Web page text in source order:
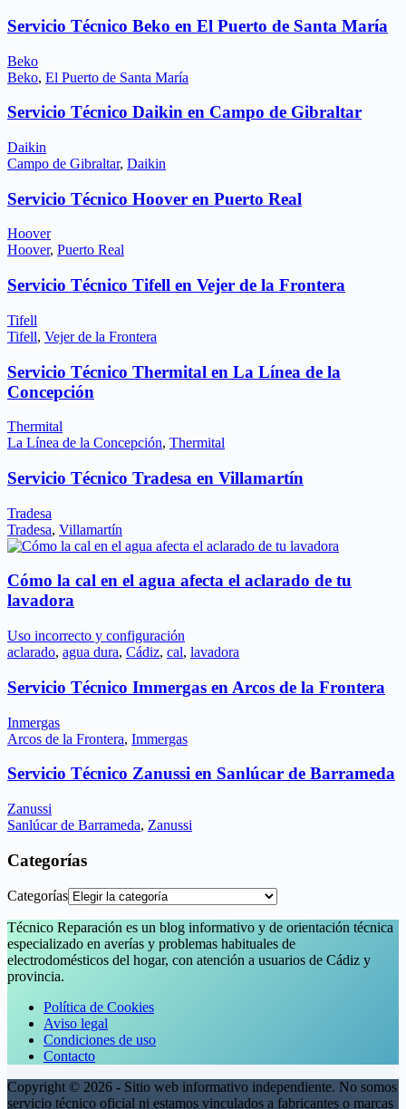
Servicio Técnico Beko en El Puerto de Santa María
Beko
Beko, El Puerto de Santa María
Servicio Técnico Daikin en Campo de Gibraltar
Daikin
Campo de Gibraltar, Daikin
Servicio Técnico Hoover en Puerto Real
Hoover
Hoover, Puerto Real
Servicio Técnico Tifell en Vejer de la Frontera
Tifell
Tifell, Vejer de la Frontera
Servicio Técnico Thermital en La Línea de la
Concepción
Thermital
La Línea de la Concepción, Thermital
Servicio Técnico Tradesa en Villamartín
Tradesa
Tradesa, Villamartín
Cómo la cal en el agua afecta el aclarado de tu
lavadora
Uso incorrecto y configuración
aclarado, agua dura, Cádiz, cal, lavadora
Servicio Técnico Immergas en Arcos de la Frontera
Inmergas
Arcos de la Frontera, Immergas
Servicio Técnico Zanussi en Sanlúcar de Barrameda
Zanussi
Sanlúcar de Barrameda, Zanussi
Categorías
Categorías
Técnico Reparación es un blog informativo y de orientación técnica
especializado en averías y problemas habituales de
electrodomésticos del hogar, con atención a usuarios de Cádiz y
provincia.
Política de Cookies
Aviso legal
Condiciones de uso
Contacto
Copyright © 2026 - Sitio web informativo independiente. No somos
servicio técnico oficial ni estamos vinculados a fabricantes o marcas